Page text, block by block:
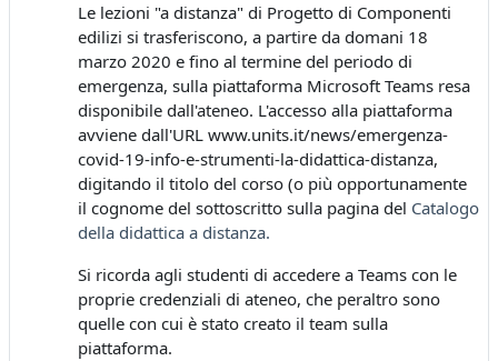
Le lezioni "a distanza" di Progetto di Componenti
edilizi si trasferiscono, a partire da domani 18
marzo 2020 e fino al termine del periodo di
emergenza, sulla piattaforma Microsoft Teams resa
disponibile dall'ateneo. L'accesso alla piattaforma
avviene dall'URL www.units.it/news/emergenza-
covid-19-info-e-strumenti-la-didattica-distanza,
digitando il titolo del corso (o più opportunamente
il cognome del sottoscritto sulla pagina del Catalogo
della didattica a distanza.
Si ricorda agli studenti di accedere a Teams con le
proprie credenziali di ateneo, che peraltro sono
quelle con cui è stato creato il team sulla
piattaforma.